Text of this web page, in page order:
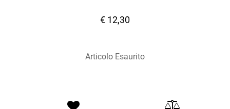
€ 12,30
Articolo Esaurito